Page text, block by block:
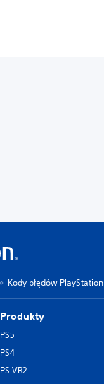
Kody błędów PlayStation
Produkty
PS5
PS4
PS VR2